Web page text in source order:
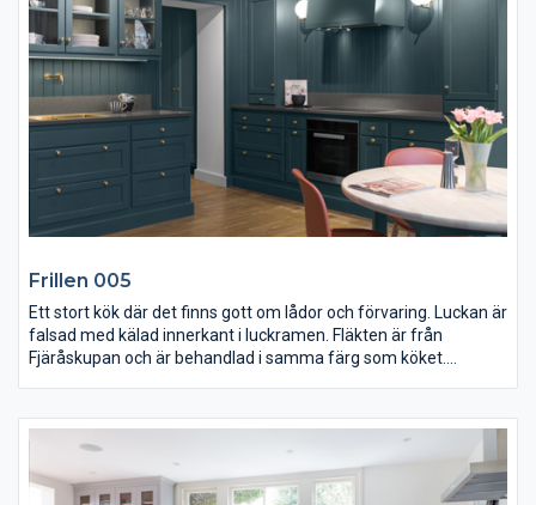
Thermo Ask och är hårdvaxoljad. Barstolarna är av massiv
björk, även dem målade i diamantgrå, och sitsen är klädd i
mörkbrunt skinn.
Frillen 005
Ett stort kök där det finns gott om lådor och förvaring. Luckan är
falsad med kälad innerkant i luckramen. Fläkten är från
Fjäråskupan och är behandlad i samma färg som köket.
Med den trevliga soffan, som är i samma stil som köket känns
det välkomnande för familj och vänner. Undertill finns lådor
som kompletterar kökets övriga förvaring. Vitrinskåpen är
fanerad ask på insidan, detta gör att skåpen blir ljusare.